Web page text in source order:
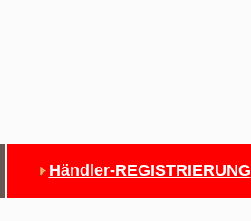
Händler-REGISTRIERUNG